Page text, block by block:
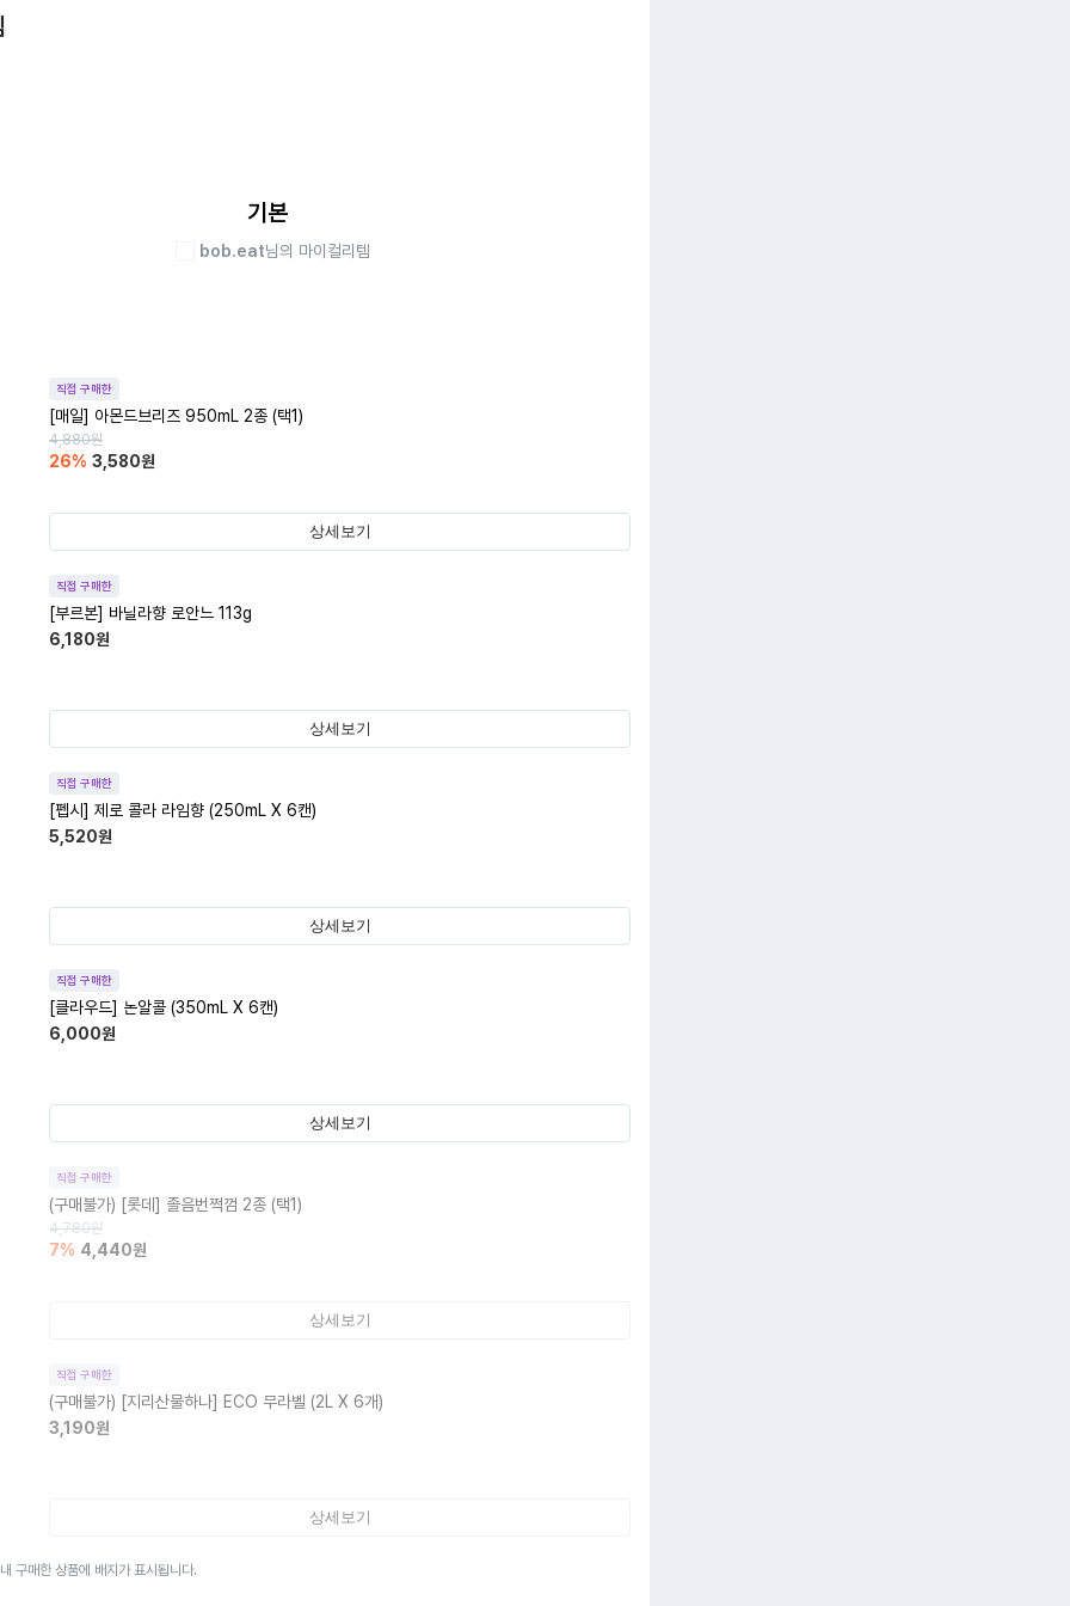
기본
bob.eat님의 마이컬리템
직접 구매한
[매일] 아몬드브리즈 950mL 2종 (택1)
4,880원
26% 3,580원
상세보기
직접 구매한
[부르본] 바닐라향 로안느 113g
6,180원
상세보기
직접 구매한
[펩시] 제로 콜라 라임향 (250mL X 6캔)
5,520원
상세보기
직접 구매한
[클라우드] 논알콜 (350mL X 6캔)
6,000원
상세보기
직접 구매한
(구매불가) [롯데] 졸음번쩍껌 2종 (택1)
4,780원
7% 4,440원
상세보기
직접 구매한
(구매불가) [지리산물하나] ECO 무라벨 (2L X 6개)
3,190원
상세보기
구매한 상품에 배지가 표시됩니다.